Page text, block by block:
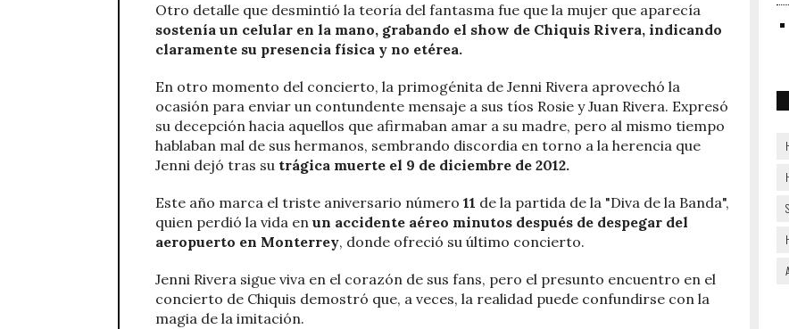
Otro detalle que desmintió la teoría del fantasma fue que la mujer que aparecía
sostenía un celular en la mano, grabando el show de Chiquis Rivera, indicando
claramente su presencia física y no etérea.
En otro momento del concierto, la primogénita de Jenni Rivera aprovechó la
ocasión para enviar un contundente mensaje a sus tíos Rosie y Juan Rivera. Expresó
su decepción hacia aquellos que afirmaban amar a su madre, pero al mismo tiempo
hablaban mal de sus hermanos, sembrando discordia en torno a la herencia que
Jenni dejó tras su trágica muerte el 9 de diciembre de 2012.
Este año marca el triste aniversario número 11 de la partida de la "Diva de la Banda",
quien perdió la vida en un accidente aéreo minutos después de despegar del
aeropuerto en Monterrey, donde ofreció su último concierto.
Jenni Rivera sigue viva en el corazón de sus fans, pero el presunto encuentro en el
concierto de Chiquis demostró que, a veces, la realidad puede confundirse con la
magia de la imitación.